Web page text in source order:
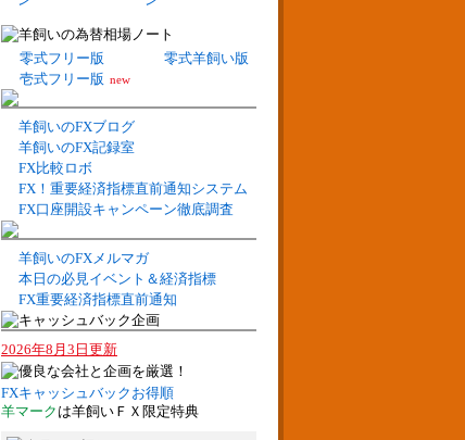
零式フリー版
零式羊飼い版
壱式フリー版 new
羊飼いのFXブログ
羊飼いのFX記録室
FX比較ロボ
FX！重要経済指標直前通知システム
FX口座開設キャンペーン徹底調査
羊飼いのFXメルマガ
本日の必見イベント＆経済指標
FX重要経済指標直前通知
2026年8月3日更新
FXキャッシュバックお得順
羊マーク は羊飼いＦＸ限定特典